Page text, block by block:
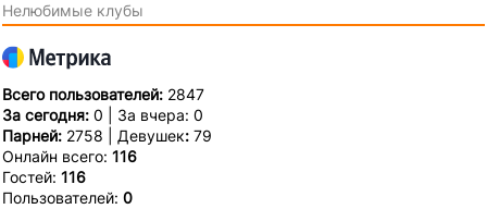
Нелюбимые клубы
Всего пользователей: 2847
За сегодня: 0 | За вчера: 0
Парней: 2758 | Девушек: 79
Онлайн всего: 116
Гостей: 116
Пользователей: 0